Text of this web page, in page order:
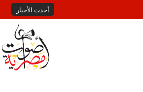
أحدث الأخبار